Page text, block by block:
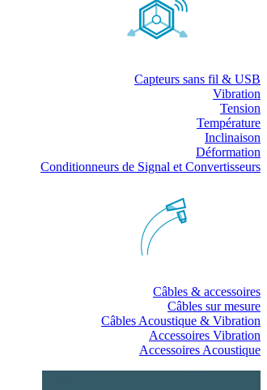
Capteurs sans fil & USB
Vibration
Tension
Température
Inclinaison
Déformation
Conditionneurs de Signal et Convertisseurs
Câbles & accessoires
Câbles sur mesure
Câbles Acoustique & Vibration
Accessoires Vibration
Accessoires Acoustique